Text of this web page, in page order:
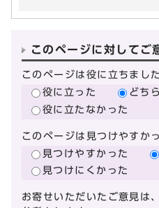
このページに対してご
このページは役に立ちまし
役に立った
どち
役に立たなかった
このページは見つけやすか
見つけやすかった
見つけにくかった
お寄せいただいたご意見は